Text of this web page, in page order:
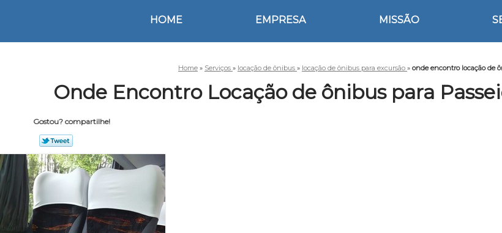
HOME EMPRESA MISSÃO
Home » Serviços » locação de ônibus » locação de ônibus para excursão » onde encontro locação de
Onde Encontro Locação de ônibus para
Gostou? compartilhe!